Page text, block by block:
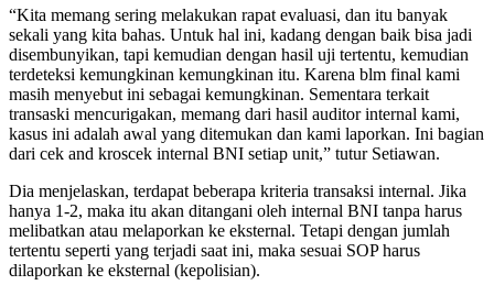
“Kita memang sering melakukan rapat evaluasi, dan itu banyak
sekali yang kita bahas. Untuk hal ini, kadang dengan baik bisa jadi
disembunyikan, tapi kemudian dengan hasil uji tertentu, kemudian
terdeteksi kemungkinan kemungkinan itu. Karena blm final kami
masih menyebut ini sebagai kemungkinan. Sementara terkait
transaski mencurigakan, memang dari hasil auditor internal kami,
kasus ini adalah awal yang ditemukan dan kami laporkan. Ini bagian
dari cek and kroscek internal BNI setiap unit,” tutur Setiawan.
Dia menjelaskan, terdapat beberapa kriteria transaksi internal. Jika
hanya 1-2, maka itu akan ditangani oleh internal BNI tanpa harus
melibatkan atau melaporkan ke eksternal. Tetapi dengan jumlah
tertentu seperti yang terjadi saat ini, maka sesuai SOP harus
dilaporkan ke eksternal (kepolisian).